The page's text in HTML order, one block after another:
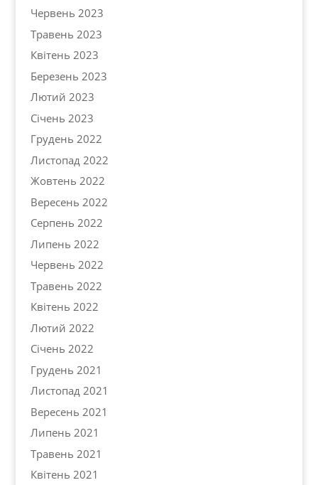
Червень 2023
Травень 2023
Квітень 2023
Березень 2023
Лютий 2023
Січень 2023
Грудень 2022
Листопад 2022
Жовтень 2022
Вересень 2022
Серпень 2022
Липень 2022
Червень 2022
Травень 2022
Квітень 2022
Лютий 2022
Січень 2022
Грудень 2021
Листопад 2021
Вересень 2021
Липень 2021
Травень 2021
Квітень 2021